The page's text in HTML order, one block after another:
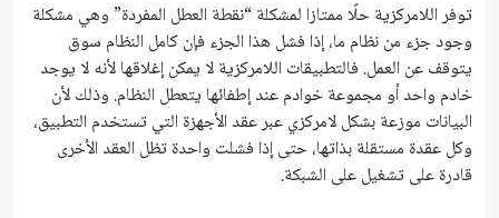
توفر اللامركزية حلًا ممتازا لمشكلة “نقطة العطل المفردة” وهي مشكلة
وجود جزء من نظام ما، إذا فشل هذا الجزء فإن كامل النظام سوق
يتوقف عن العمل. فالتطبيقات اللامركزية لا يمكن إغلاقها لأنه لا يوجد
خادم واحد أو مجموعة خوادم عند إطفائها يتعطل النظام. وذلك لأن
البيانات موزعة بشكل لامركزي عبر عقد الأجهزة التي تستخدم التطبيق،
وكل عقدة مستقلة بذاتها، حتى إذا فشلت واحدة تظل العقد الأخرى
قادرة على تشغيل على الشبكة.